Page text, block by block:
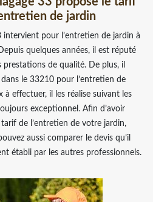
de jardin
intervient pour l’entretien de jardin à
quelques années, il est réputé
de qualité. De plus, il
le 33210 pour l’entretien de
à effectuer, il les réalise suivant les
exceptionnel. Afin d’avoir
de l’entretien de votre jardin,
aussi comparer le devis qu’il
établi par les autres professionnels.